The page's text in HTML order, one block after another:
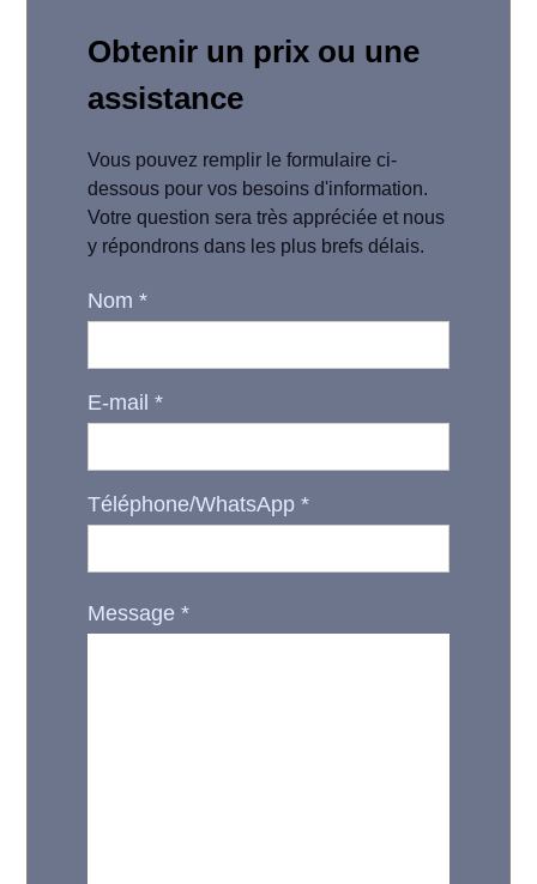
Obtenir un prix ou une
assistance
Vous pouvez remplir le formulaire ci-
dessous pour vos besoins d'information.
Votre question sera très appréciée et nous
y répondrons dans les plus brefs délais.
Nom*
E-mail*
Téléphone/WhatsApp*
Message*